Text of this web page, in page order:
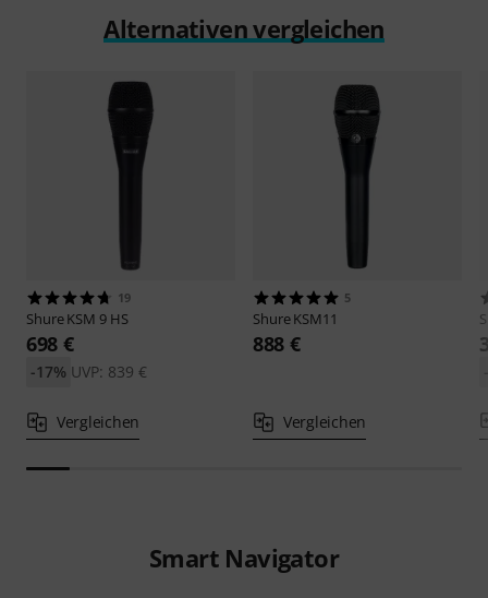
Alternativen vergleichen
19
ShureKSM 9 HS
698 €
UVP: 839 €
-17%
Vergleichen
5
ShureKSM11
888 €
Vergleichen
Smart Navigator